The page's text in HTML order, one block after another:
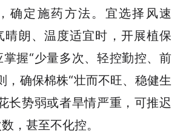
确定施药方法。宜选择风速
朗、温度适宜时，开展植保
握“少量多次、轻控勤控、前
，确保棉株“壮而不旺、稳健生
长势弱或者旱情严重，可推迟
，甚至不化控。